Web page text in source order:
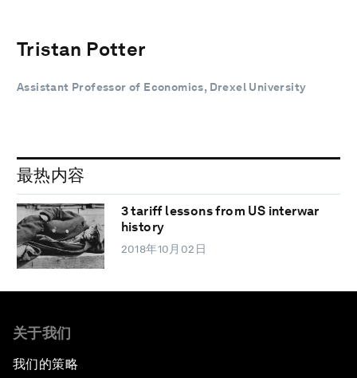
Tristan Potter
Assistant Professor of Economics, Drexel University
最热内容
3 tariff lessons from US interwar
history
2018年10月02日
关于我们
我们的策略